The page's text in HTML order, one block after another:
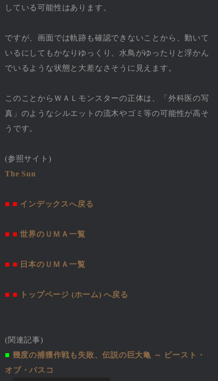
している可能性はあります。
ですが、画面では軌跡も確認できないことから、動いて
いるにしてもかなりゆっくり、水鳥がゆったりと浮かん
でいるような状態と大差なさそうに見えます。
このことからＷＡＬモンスターの正体は、「外科医の写
真」のようなシルエットの流木やゴミ等の可能性が高そ
うです。
(参照サイト)
The Sun
■ ■ インデックスへ戻る
■ ■ 世界のＵＭＡ一覧
■ ■ 日本のＵＭＡ一覧
■ ■ トップページ (ホーム) へ戻る
(関連記事)
■ 幾度の捕獲作戦も失敗、伝説の巨大亀 ～ ビースト・
オブ・バスコ